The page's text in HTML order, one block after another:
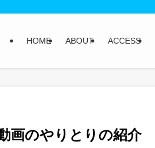
HOME ABOUT ACCESS
画のやりとりの紹介